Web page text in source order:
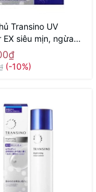
Transino UV
EX siêu mịn, ngừa
chống nắng -
nội địa
(-10%)